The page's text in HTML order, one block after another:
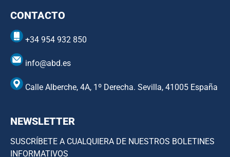
CONTACTO
+34 954 932 850
info@abd.es
Calle Alberche, 4A, 1º Derecha. Sevilla, 41005 España
NEWSLETTER
SUSCRÍBETE A CUALQUIERA DE NUESTROS BOLETINES
INFORMATIVOS